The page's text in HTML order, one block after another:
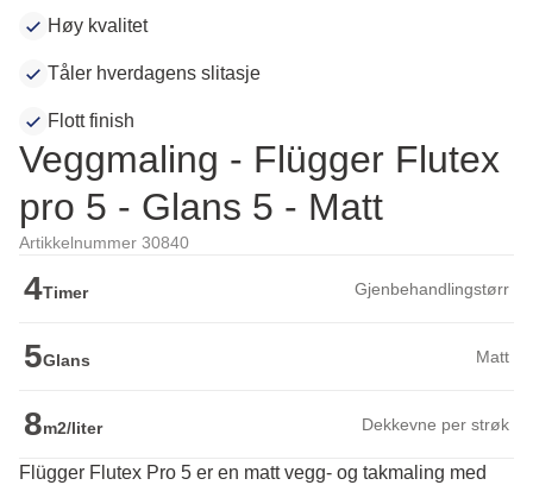
Høy kvalitet
Tåler hverdagens slitasje
Flott finish
Veggmaling - Flügger Flutex
pro 5 - Glans 5 - Matt
Artikkelnummer 30840
4Timer Gjenbehandlingstørr
5Glans Matt
8m2/liter Dekkevne per strøk
Flügger Flutex Pro 5 er en matt vegg- og takmaling med